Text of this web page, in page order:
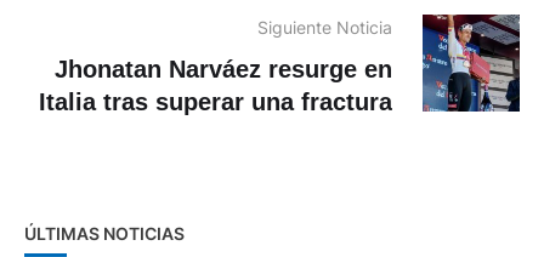
Siguiente Noticia
Jhonatan Narváez resurge en
Italia tras superar una fractura
ÚLTIMAS NOTICIAS